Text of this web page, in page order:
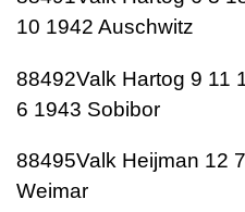
10 1942 Auschwitz
88492Valk Hartog 9 11
6 1943 Sobibor
88495Valk Heijman 12
Weimar